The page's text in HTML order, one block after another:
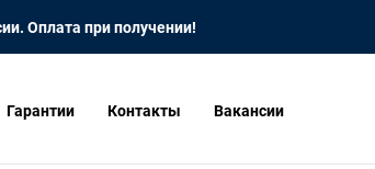
Оплата при получении!
Гарантии Контакты Вакансии